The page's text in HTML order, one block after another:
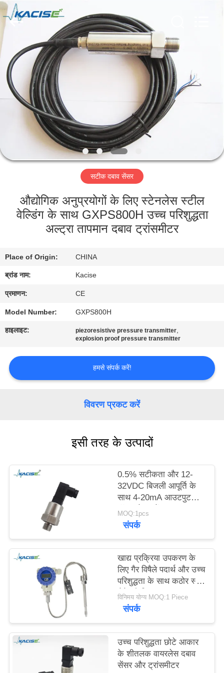
होम
उत्पाद
वीडियो
हमारे
बारे
फैक्टरी
गुणवत्ता
नियंत्रण
हमसे
संपर्क
समाचार
बोली
SITEMAP
गोपनीयता
2026
Xi'an
Kacise
Optronics
Co.,Ltd..
All
Reserved.
सटीक दबाव सेंसर
औद्योगिक अनुप्रयोगों के लिए स्टेनलेस स्टील
वेल्डिंग के साथ GXPS800H उच्च परिशुद्धता
अल्ट्रा तापमान दबाव ट्रांसमीटर
Place of Origin: CHINA
ब्रांड नाम: Kacise
प्रमाणन: CE
Model Number: GXPS800H
हाइलाइट: piezoresistive pressure transmitter,
explosion proof pressure transmitter
हमसे संपर्क करें!
विवरण प्रकट करें
इसी तरह के उत्पादों
0.5% सटीकता और 12-
32VDC बिजली आपूर्ति के
साथ 4-20mA आउटपुट
वॉटर प्रेशर सेंसर
MOQ:1pcs
संपर्क
खाद्य प्रक्रिया उपकरण के
लिए गैर विषैले पदार्थ और उच्च
परिशुद्धता के साथ कठोर स्टेम
सेनेटरी पिघल दबाव
ट्रांसड्यूसर
विनिमय योग्य MOQ:1 Piece
संपर्क
उच्च परिशुद्धता छोटे आकार
के शीतलक वायरलेस दबाव
सेंसर और ट्रांसमीटर